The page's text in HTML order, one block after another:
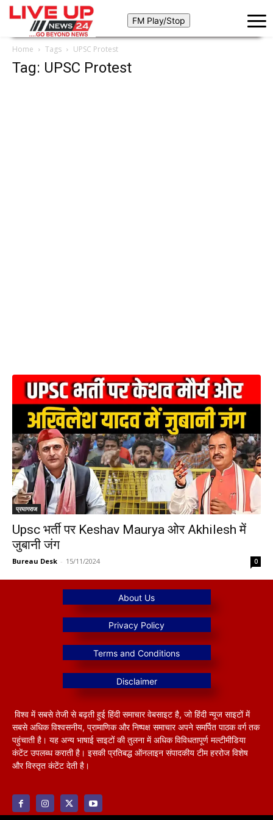
Home Tags UPSC Protest
Tag: UPSC Protest
प्रयागराज
Upsc भर्ती पर Keshav Maurya ओर Akhilesh में
जुबानी जंग
Bureau Desk - 15/11/2024 0
विश्व में सबसे तेजी से बढ़ती हुई हिंदी समाचार वेबसाइट है, जो हिंदी न्यूज साइटों में
सबसे अधिक विश्वसनीय, प्रामाणिक और निष्पक्ष समाचार अपने समर्पित पाठक वर्ग तक
पहुंचाती है। यह अन्य भाषाई साइटों की तुलना में अधिक विविधतापूर्ण मल्टीमीडिया
कंटेंट उपलब्ध कराती है। इसकी प्रतिबद्ध ऑनलाइन संपादकीय टीम हररोज विशेष
और विस्तृत कंटेंट देती है।